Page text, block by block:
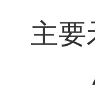
主